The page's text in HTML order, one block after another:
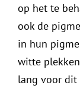
op het te
ook de
in hun
witte
lang voor